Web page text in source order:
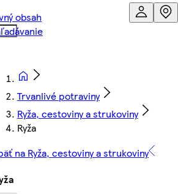
obsah
Trvanlivé potraviny
Ryža, cestoviny a strukoviny
Ryža
na Ryža, cestoviny a strukoviny